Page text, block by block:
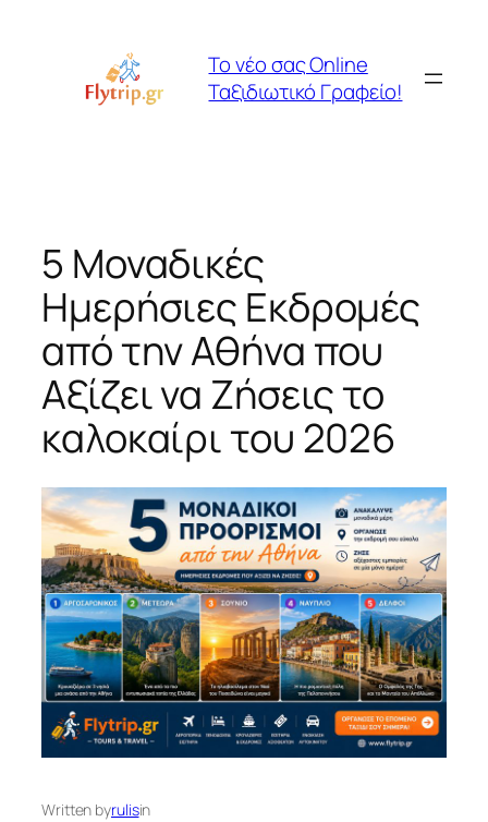
περιεχόμενο
Το νέο σας Online
Ταξιδιωτικό Γραφείο!
5 Μοναδικές
Ημερήσιες Εκδρομές
από την Αθήνα που
Αξίζει να Ζήσεις το
καλοκαίρι του 2026
Written byrulisin